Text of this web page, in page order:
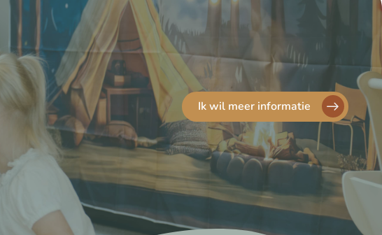
Ik wil meer informatie